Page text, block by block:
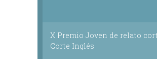
X Premio Joven de relato
Corte Inglés